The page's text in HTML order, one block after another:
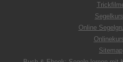
Online
Sitemap